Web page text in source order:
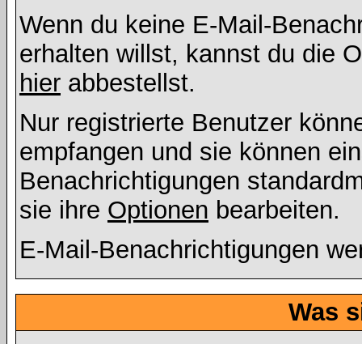
Wenn du keine E-Mail-
erhalten willst, kannst du die
hier abbestellst.
Nur registrierte Benutzer
empfangen und sie können
Benachrichtigungen
sie ihre Optionen bearbeiten.
E-Mail-Benachrichtigungen
Was